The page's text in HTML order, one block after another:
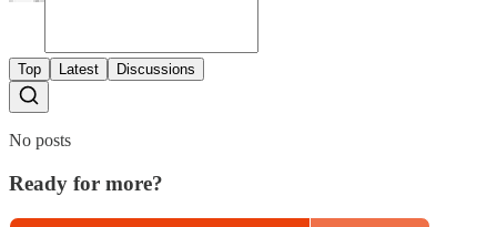
Top Latest Discussions
No posts
Ready for more?